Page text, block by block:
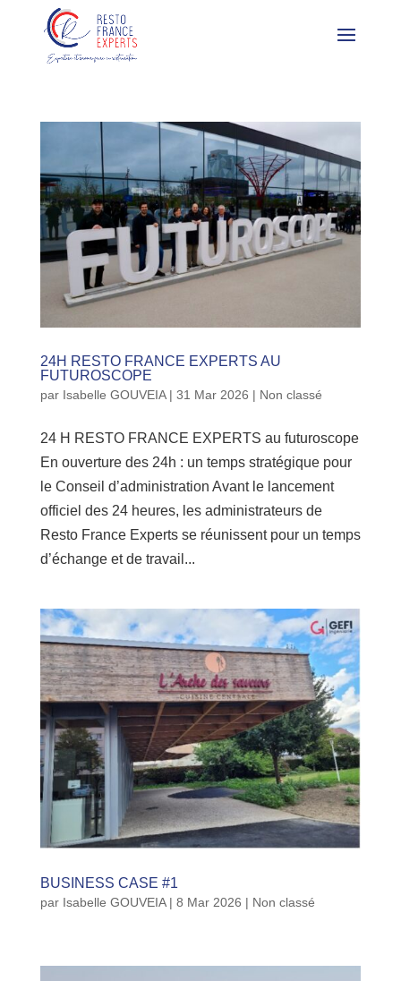
24H RESTO FRANCE EXPERTS AU
FUTUROSCOPE
par Isabelle GOUVEIA| 31 Mar 2026 | Non classé
24 H RESTO FRANCE EXPERTS au futuroscope
En ouverture des 24h : un temps stratégique pour
le Conseil d’administration Avant le lancement
officiel des 24 heures, les administrateurs de
Resto France Experts se réunissent pour un temps
d’échange et de travail...
BUSINESS CASE #1
par Isabelle GOUVEIA| 8 Mar 2026 | Non classé